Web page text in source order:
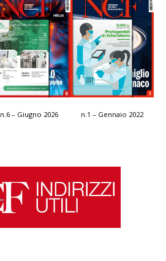
n.6 – Giugno 2026 n.1 – Gennaio 2022